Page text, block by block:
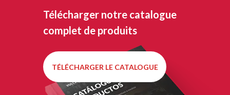
Télécharger notre catalogue
complet de produits
TÉLÉCHARGER LE CATALOGUE